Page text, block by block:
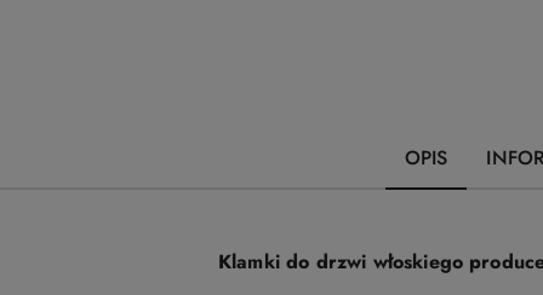
OPIS
Klamki do drzwi włoskiego